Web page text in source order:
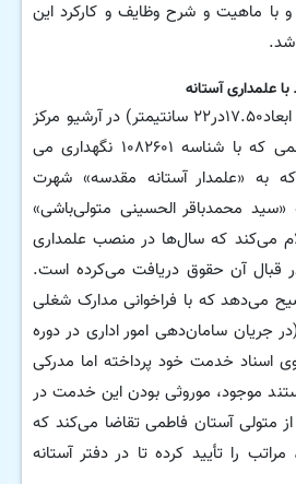
با ماهیت و شرح وظایف و کارکرد این
شد.
علمداری آستانه
بر اساس سند موجود (در ابعاد۱۷.۵۰در۲۲ سانتیمتر) در آرشیو مرکز
اسناد آستان مقدس فاطمی که با شناسه ۱۰۸۲۶۰۱ نگهداری می
به «علمدار آستانه مقدسه» شهرت
محمدباقر الحسینی متولی‌باشی»
می‌کند که سال‌ها در منصب علمداری
قبال آن حقوق دریافت می‌کرده است.
می‌دهد که با فراخوانی مدارک شغلی
جریان سامان‌دهی امور اداری در دوره
اسناد خدمت خود پرداخته اما مدرکی
موجود، موروثی بودن این خدمت در
متولی آستان فاطمی تقاضا می‌کند که
را تأیید کرده تا در دفتر آستانه